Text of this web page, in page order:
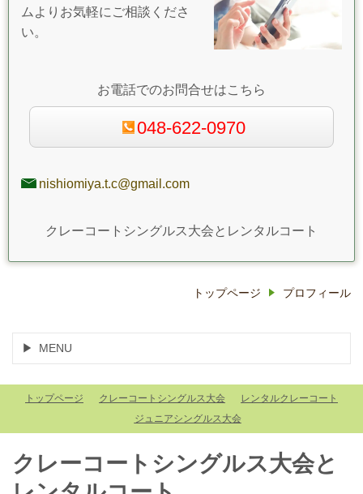
ムよりお気軽にご相談くださ
い。
お電話でのお問合せはこちら
048-622-0970
nishiomiya.t.c@gmail.com
クレーコートシングルス大会とレンタルコート
トップページ プロフィール
MENU
トップページ クレーコートシングルス大会
レンタルクレーコート
ジュニアシングルス大会
クレーコートシングルス大会と